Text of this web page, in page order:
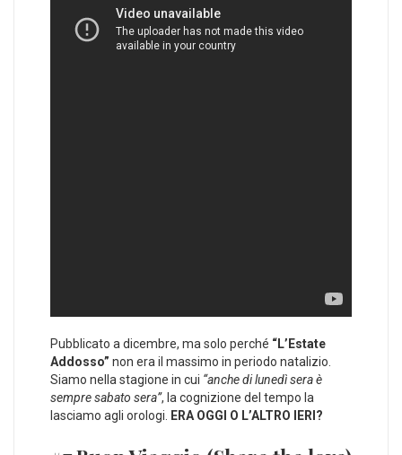
Pubblicato a dicembre, ma solo perché “L’Estate
Addosso” non era il massimo in periodo natalizio.
Siamo nella stagione in cui “anche di lunedì sera è
sempre sabato sera”, la cognizione del tempo la
lasciamo agli orologi.
ERA OGGI O L’ALTRO IERI?